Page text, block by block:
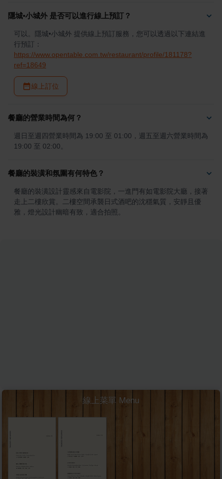
隱城•小城外 是否可以進行線上預訂？
可以。隱城•小城外 提供線上預訂服務，您可以透過以下連結進
行預訂：
https://www.opentable.com.tw/restaurant/profile/181178?
ref=18649
線上訂位
餐廳的營業時間為何？
週日至週四營業時間為 19:00 至 01:00，週五至週六營業時間為
19:00 至 02:00。
餐廳的裝潢和氛圍有何特色？
餐廳的裝潢設計靈感來自電影院，一進門有如電影院大廳，接著
走上二樓欣賞。二樓空間承襲日式酒吧的沈穩氣質，安靜且優
雅，燈光設計幽暗有致，適合拍照。
線上菜單 Menu